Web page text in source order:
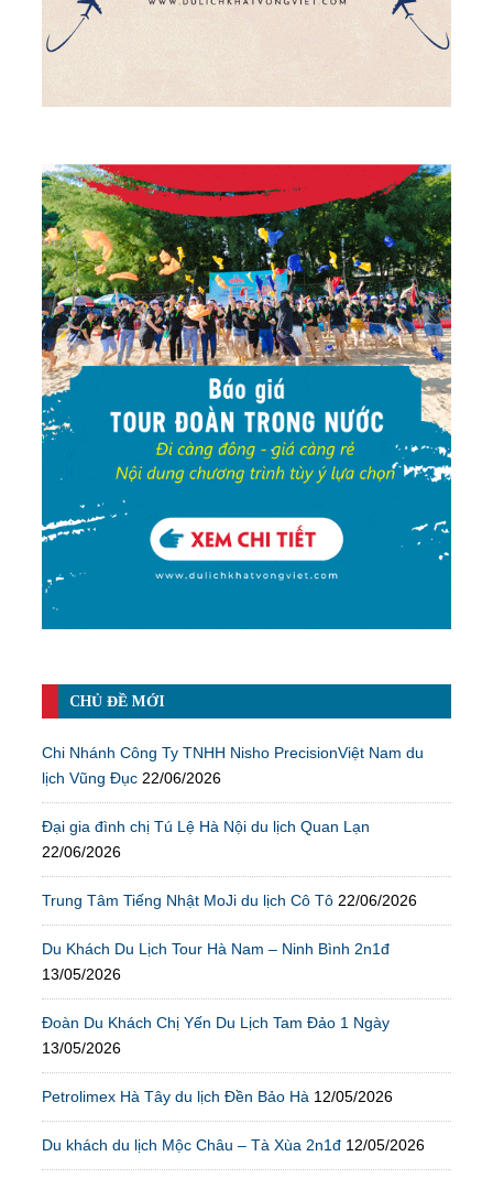
CHỦ ĐỀ MỚI
Chi Nhánh Công Ty TNHH Nisho PrecisionViệt Nam du
lịch Vũng Đục 22/06/2026
Đại gia đình chị Tú Lệ Hà Nội du lịch Quan Lạn
22/06/2026
Trung Tâm Tiếng Nhật MoJi du lịch Cô Tô 22/06/2026
Du Khách Du Lịch Tour Hà Nam – Ninh Bình 2n1đ
13/05/2026
Đoàn Du Khách Chị Yến Du Lịch Tam Đảo 1 Ngày
13/05/2026
Petrolimex Hà Tây du lịch Đền Bảo Hà 12/05/2026
Du khách du lịch Mộc Châu – Tà Xùa 2n1đ 12/05/2026